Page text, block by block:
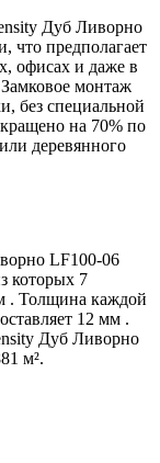
Дуб Ливорно
что предполагает
офисах и даже в
Замковое монтаж
без специальной
на 70% по
деревянного
LF100-06
которых 7
. Толщина каждой
12 мм .
Дуб Ливорно
м².